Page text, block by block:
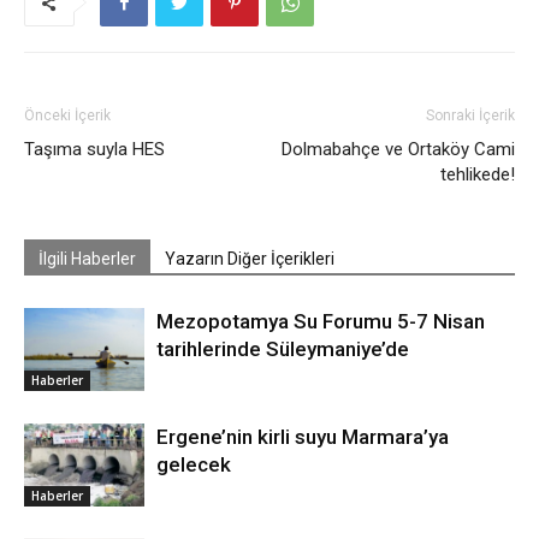
Önceki İçerik
Taşıma suyla HES
Sonraki İçerik
Dolmabahçe ve Ortaköy Cami
tehlikede!
İlgili Haberler Yazarın Diğer İçerikleri
Haberler
Mezopotamya Su Forumu 5-7 Nisan
tarihlerinde Süleymaniye’de
Haberler
Ergene’nin kirli suyu Marmara’ya
gelecek